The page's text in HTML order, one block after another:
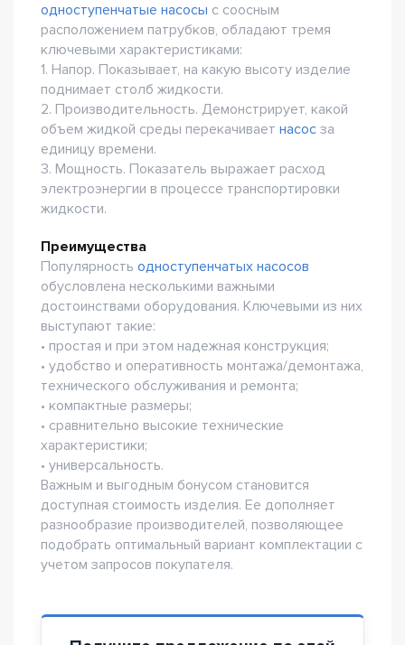
одноступенчатые насосы с соосным
расположением патрубков, обладают тремя
ключевыми характеристиками:
1. Напор. Показывает, на какую высоту изделие
поднимает столб жидкости.
2. Производительность. Демонстрирует, какой
объем жидкой среды перекачивает насос за
единицу времени.
3. Мощность. Показатель выражает расход
электроэнергии в процессе транспортировки
жидкости.
Преимущества
Популярность одноступенчатых насосов
обусловлена несколькими важными
достоинствами оборудования. Ключевыми из них
выступают такие:
• простая и при этом надежная конструкция;
• удобство и оперативность монтажа/демонтажа,
технического обслуживания и ремонта;
• компактные размеры;
• сравнительно высокие технические
характеристики;
• универсальность.
Важным и выгодным бонусом становится
доступная стоимость изделия. Ее дополняет
разнообразие производителей, позволяющее
подобрать оптимальный вариант комплектации с
учетом запросов покупателя.